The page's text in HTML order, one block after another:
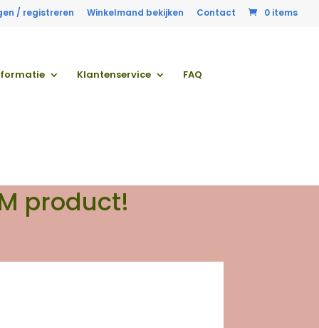
/ registreren Winkelmand bekijken Contact 0 items
Klantenservice FAQ
product!